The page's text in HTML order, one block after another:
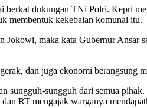
dukungan TNi Polri. Kepri
membentuk kekebalan komunal itu.
Jokowi, maka kata Gubernur
dan juga ekonomi berangsung
sungguh dari semua
RT mengajak warganya